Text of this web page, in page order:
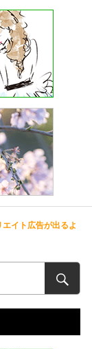
イト広告が出るよ